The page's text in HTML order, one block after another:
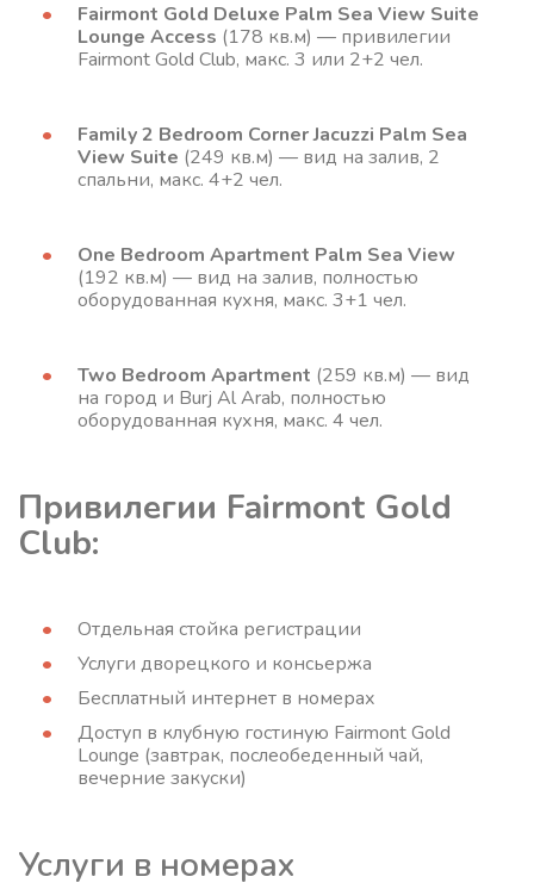
Fairmont Gold Deluxe Palm Sea View Suite
Lounge Access (178 кв.м) — привилегии
Fairmont Gold Club, макс. 3 или 2+2 чел.
Family 2 Bedroom Corner Jacuzzi Palm Sea
View Suite (249 кв.м) — вид на залив, 2
спальни, макс. 4+2 чел.
One Bedroom Apartment Palm Sea View
(192 кв.м) — вид на залив, полностью
оборудованная кухня, макс. 3+1 чел.
Two Bedroom Apartment (259 кв.м) — вид
на город и Burj Al Arab, полностью
оборудованная кухня, макс. 4 чел.
Привилегии Fairmont Gold
Club:
Отдельная стойка регистрации
Услуги дворецкого и консьержа
Бесплатный интернет в номерах
Доступ в клубную гостиную Fairmont Gold
Lounge (завтрак, послеобеденный чай,
вечерние закуски)
Услуги в номерах